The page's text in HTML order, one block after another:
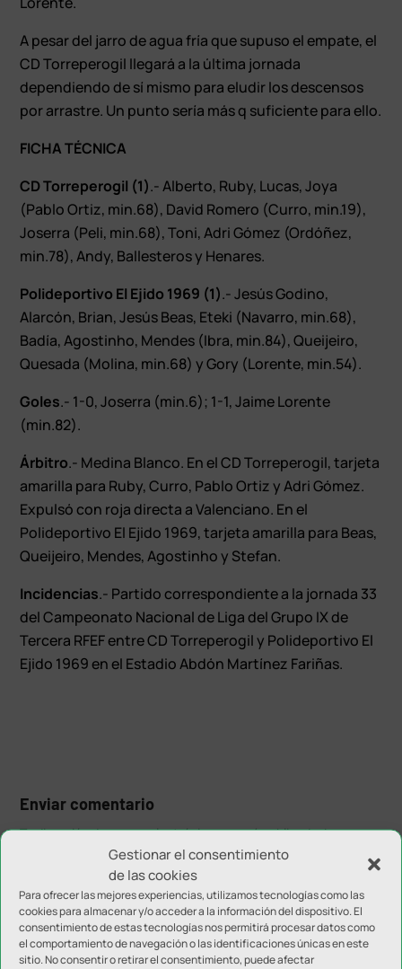
Gestionar el consentimiento
de las cookies
Para ofrecer las mejores experiencias, utilizamos tecnologías como las
cookies para almacenar y/o acceder a la información del dispositivo. El
consentimiento de estas tecnologías nos permitirá procesar datos como
el comportamiento de navegación o las identificaciones únicas en este
sitio. No consentir o retirar el consentimiento, puede afectar
A pesar del jarro de agua fría que supuso el empate, el
CD Torreperogil llegará a la última jornada
dependiendo de sí mismo para eludir los descensos
por arrastre. Un punto sería más q suficiente para ello.
FICHA TÉCNICA
CD Torreperogil (1).- Alberto, Ruby, Lucas, Joya
(Pablo Ortiz, min.68), David Romero (Curro, min.19),
Joserra (Peli, min.68), Toni, Adri Gómez (Ordóñez,
min.78), Andy, Ballesteros y Henares.
Polideportivo El Ejido 1969 (1).- Jesús Godino,
Alarcón, Brian, Jesús Beas, Eteki (Navarro, min.68),
Badía, Agostinho, Mendes (Ibra, min.84), Queijeiro,
Quesada (Molina, min.68) y Gory (Lorente, min.54).
Goles.- 1-0, Joserra (min.6); 1-1, Jaime Lorente
(min.82).
Árbitro.- Medina Blanco. En el CD Torreperogil, tarjeta
amarilla para Ruby, Curro, Pablo Ortiz y Adri Gómez.
Expulsó con roja directa a Valenciano. En el
Polideportivo El Ejido 1969, tarjeta amarilla para Beas,
Queijeiro, Mendes, Agostinho y Stefan.
Incidencias.- Partido correspondiente a la jornada 33
del Campeonato Nacional de Liga del Grupo IX de
Tercera RFEF entre CD Torreperogil y Polideportivo El
Ejido 1969 en el Estadio Abdón Martínez Fariñas.
Enviar comentario
Tu dirección de correo electrónico no será publicada.Los
campos obligatorios están marcados con*